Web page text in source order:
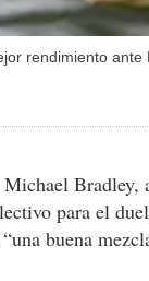
rendimiento
Bradley,
para el
buena